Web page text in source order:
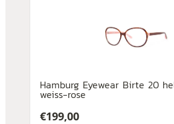
Hamburg Eyewear Birte 20
weiss-rose
€199,00